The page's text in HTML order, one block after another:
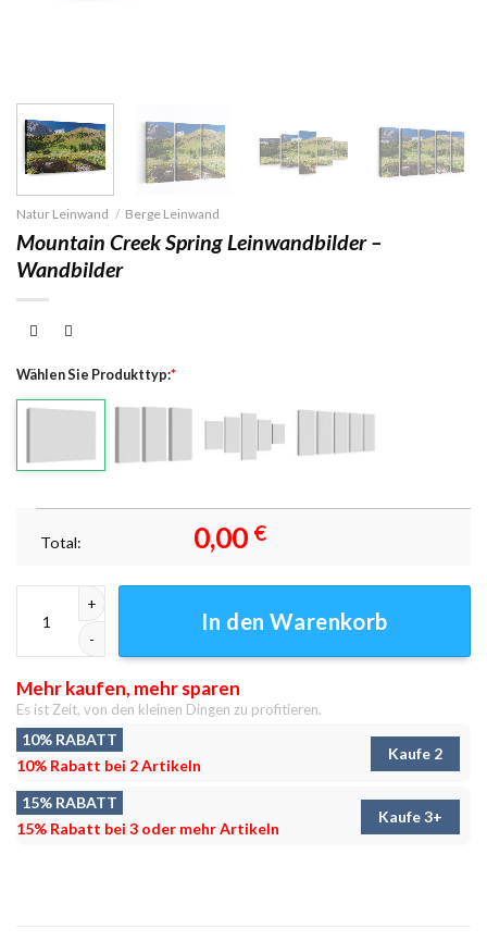
Natur Leinwand / Berge Leinwand
Mountain Creek Spring Leinwandbilder –
Wandbilder
Wählen Sie Produkttyp:*
Total: 0,00 €
In den Warenkorb
Mehr kaufen, mehr sparen
Es ist Zeit, von den kleinen Dingen zu profitieren.
10% RABATT
10% Rabatt bei 2 Artikeln
Kaufe 2
15% RABATT
15% Rabatt bei 3 oder mehr Artikeln
Kaufe 3+